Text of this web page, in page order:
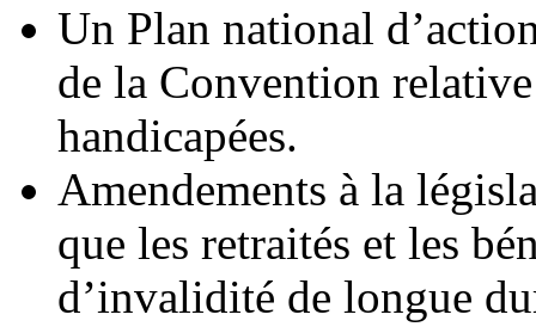
Un Plan national
de la Convention
handicapées.
Amendements à la
que les retraités et les
d’invalidité de longue